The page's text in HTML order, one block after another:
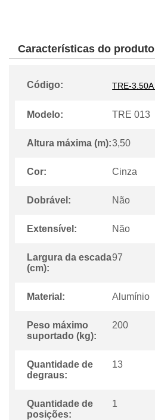
Características do produto
Código: TRE-3.50A
Modelo: TRE 013
Altura máxima (m):3,50
Cor: Cinza
Dobrável: Não
Extensível: Não
Largura da escada
(cm):
97
Material: Alumínio
Peso máximo
suportado (kg):
200
Quantidade de
degraus:
13
Quantidade de
posições:
1